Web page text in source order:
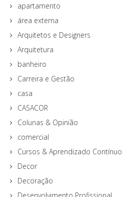
apartamento
área externa
Arquitetos e Designers
Arquitetura
banheiro
Carreira e Gestão
casa
CASACOR
Colunas & Opinião
comercial
Cursos & Aprendizado Contínuo
Decor
Decoração